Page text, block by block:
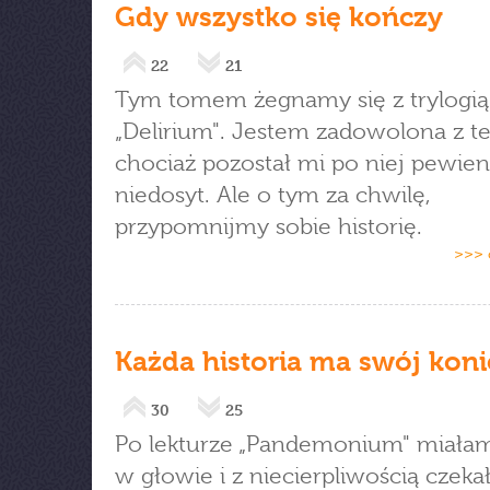
Gdy wszystko się kończy
22 21
Tym tomem żegnamy się z trylogią
„Delirium". Jestem zadowolona z
chociaż pozostał mi po niej pewien
niedosyt. Ale o tym za chwilę,
przypomnijmy sobie historię.
>>>
Każda historia ma swój
30 25
Po lekturze „Pandemonium"
w głowie i z niecierpliwością